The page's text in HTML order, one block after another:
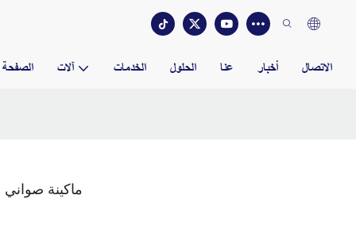
الصفحة آلات الخدمات الحلول عنا أخبار الاتصال
ماكينة صواني